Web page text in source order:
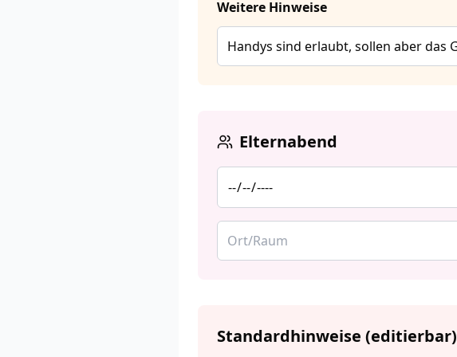
Weitere Hinweise
Elternabend
Standardhinweise (editierbar)